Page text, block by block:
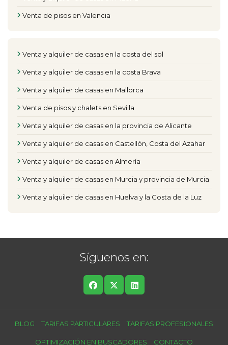
Venta de pisos en Valencia
Venta y alquiler de casas en la costa del sol
Venta y alquiler de casas en la costa Brava
Venta y alquiler de casas en Mallorca
Venta de pisos y chalets en Sevilla
Venta y alquiler de casas en la provincia de Alicante
Venta y alquiler de casas en Castellón, Costa del Azahar
Venta y alquiler de casas en Almería
Venta y alquiler de casas en Murcia y provincia de Murcia
Venta y alquiler de casas en Huelva y la Costa de la Luz
Síguenos en:
BLOG TARIFAS PARTICULARES TARIFAS PROFESIONALES
OPTIMIZACIÓN EN BUSCADORES CONTACTO